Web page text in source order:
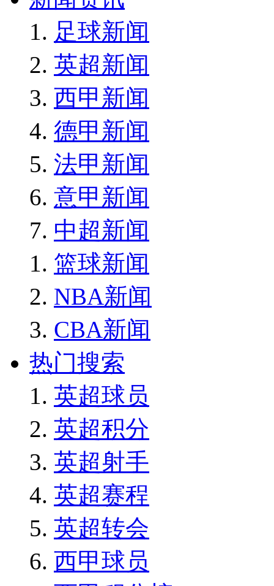
足球新闻
英超新闻
西甲新闻
德甲新闻
法甲新闻
意甲新闻
中超新闻
篮球新闻
NBA新闻
CBA新闻
热门搜索
英超球员
英超积分
英超射手
英超赛程
英超转会
西甲球员